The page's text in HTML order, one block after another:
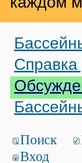
Поиск
Вход